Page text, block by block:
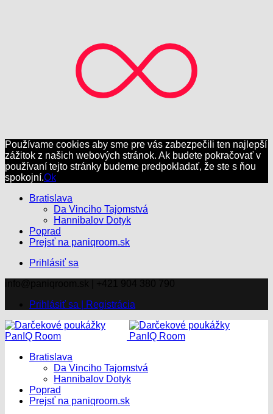
Používame cookies aby sme pre vás zabezpečili ten najlepší
zážitok z našich webových stránok. Ak budete pokračovať v
používaní tejto stránky budeme predpokladať, že ste s ňou
spokojní.Ok
Bratislava
Da Vinciho Tajomstvá
Hannibalov Dotyk
Poprad
Prejsť na paniqroom.sk
Prihlásiť sa
Prihlásiť sa | Registrácia
Bratislava
Da Vinciho Tajomstvá
Hannibalov Dotyk
Poprad
Prejsť na paniqroom.sk